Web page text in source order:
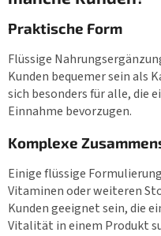
Praktische Form
Flüssige
Kunden bequemer sein als
sich besonders für alle, die
Einnahme bevorzugen.
Komplexe
Einige flüssige
Vitaminen oder weiteren
Kunden geeignet sein, die
Vitalität in einem Produkt